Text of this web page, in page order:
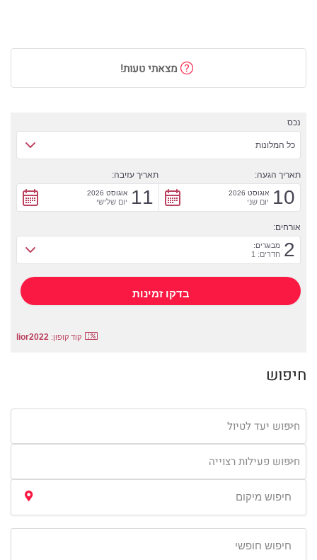
מצאתי טעות!
נכס
כל המלונות
תאריך הגעה:
10 אוגוסט 2026
יום שני
תאריך עזיבה:
11 אוגוסט 2026
יום שלישי
אורחים:
2 מבוגרים:
חדרים: 1
קוד קופון: lior2022
חיפוש
חיפוש יעד לטיול
חיפוש פעילות רצוייה